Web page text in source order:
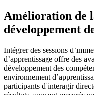
Amélioration de
développement
Intégrer des sessions
d’apprentissage offre des
développement des
environnement
participants d’interagir